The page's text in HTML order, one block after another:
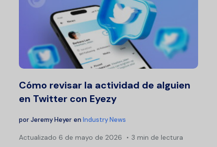
Cómo revisar la actividad de alguien
en Twitter con Eyezy
porJeremy Heyer en Industry News
Actualizado 6 de mayo de 2026 3 min de lectura